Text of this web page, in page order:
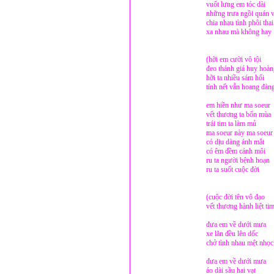
vuốt lưng em tóc dài
những trưa ngồi quán
chia nhau tình phôi thai
xa nhau mà không hay
(hỡi em cười vô tội
đeo thánh giá huy
hỡi ta nhiều sám hối
tính nết vẫn hoang
em hiền như ma soeur
vết thương ta bốn mùa
trái tim ta làm mủ
ma soeur này ma soeur
có dịu dàng ánh mắt
có êm đềm cánh môi
ru ta người bệnh hoạn
ru ta suốt cuộc đời
(cuộc đời tên vô đạo
vết thương hành liệt
đưa em về dưới mưa
xe lăn đều lên dốc
chở tình nhau mệt
đưa em về dưới mưa
áo dài sầu hai vạt